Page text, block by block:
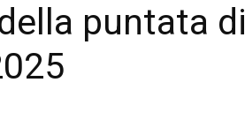
puntata di